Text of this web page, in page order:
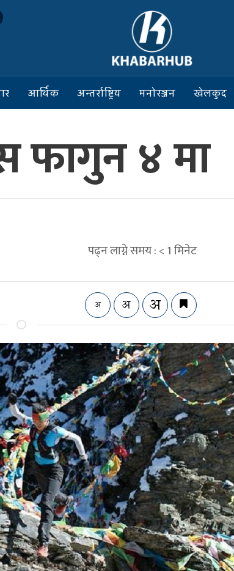
आर्थिक अन्तर्राष्ट्रिय मनोरञ्जन खेलकुद
फागुन ४ मा
पढ्न लाग्ने समय :< 1मिनेट